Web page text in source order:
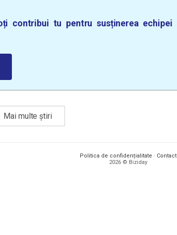
contribui tu pentru susținerea echipei
Mai multe știri
Politica de confidențialitate · Contact
2026 © Biziday